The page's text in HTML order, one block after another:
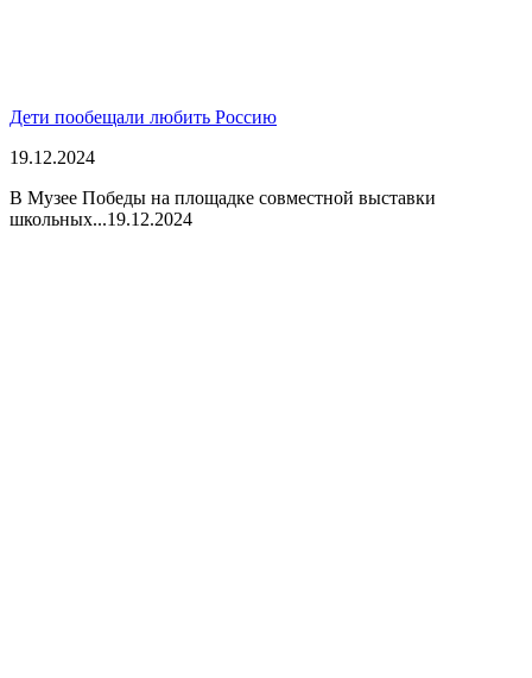
Дети пообещали любить Россию
19.12.2024
В Музее Победы на площадке совместной выставки
школьных...19.12.2024